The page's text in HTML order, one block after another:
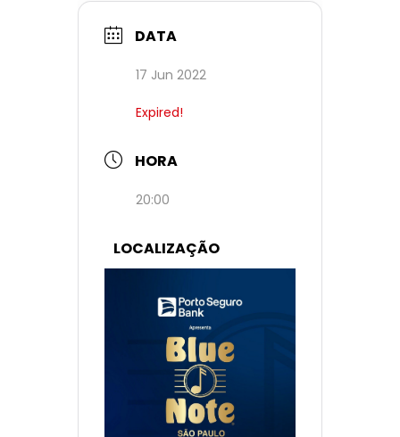
DATA
17 Jun 2022
Expired!
HORA
20:00
LOCALIZAÇÃO